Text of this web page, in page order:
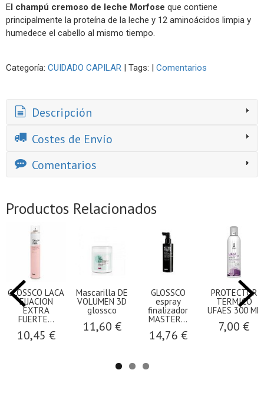
El champú cremoso de leche Morfose que contiene
principalmente la proteína de la leche y 12 aminoácidos limpia y
humedece el cabello al mismo tiempo.
Categoría: CUIDADO CAPILAR | Tags: | Comentarios
Descripción
Costes de Envío
Comentarios
Productos Relacionados
GLOSSCO LACA
FIJACION
EXTRA
FUERTE...
10,45 €
Mascarilla DE
VOLUMEN 3D
glossco
11,60 €
GLOSSCO
espray
finalizador
MASTER...
14,76 €
PROTECTOR
TERMICO
UFAES 300 ML
7,00 €